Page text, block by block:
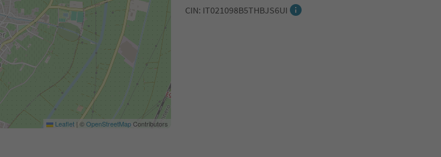
CIN: IT021098B5THBJS6UI
Leaflet | ©OpenStreetMapContributors